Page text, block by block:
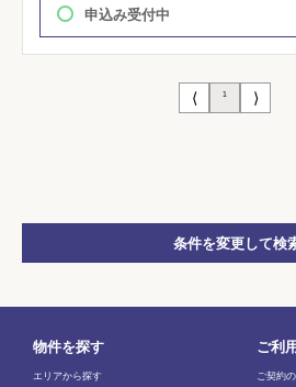
申込み受付中
⟨ 1 ⟩
条件を変更して検
物件を探す
エリアから探す
ご利
ご契約